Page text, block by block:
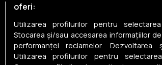
Terenuri de vânzare în
Terenuri de vânzare în Ernei
oferi:
Utilizarea profilurilor pentru
Stocarea și/sau accesarea informațiilor
performanței reclamelor. Dezvoltarea
Utilizarea profilurilor pentru